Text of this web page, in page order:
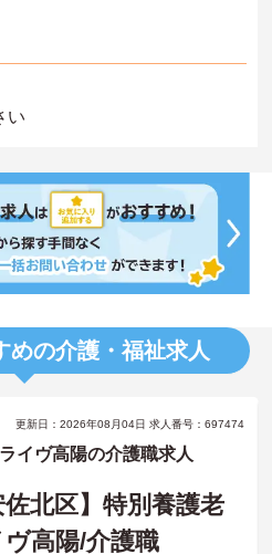
い
めの介護・福祉求人
更新日：2026年08月04日 求人番号：697474
イヴ高陽の介護職求人
佐北区】特別養護老
高陽/介護職